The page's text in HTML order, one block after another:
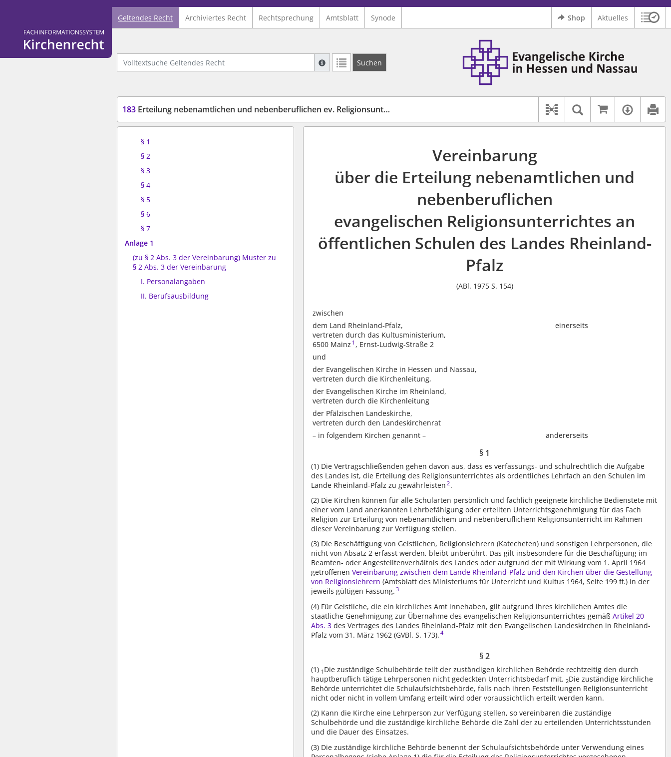
Logo Fachinformationssystem Kirchenrecht
Geltendes Recht Archiviertes Recht Rechtsprechung Amtsblatt Synode Shop Aktuelles
Volltextsuche Geltendes Recht
Suche mit Platzhalter "*", Bsp. Pfarrer*, findet auch: "Pfarrerinitiative" oder "Pfarrerausschuss".
Weitere Suchoperatoren finden Sie in unserer Hilfe.
Suchen
Logo Ev. Kirche in Hessen und Nassau
183 Erteilung nebenamtlichen und nebenberuflichen ev. Religionsunterrichtes in Rheinland-Pfalz
Dokument-Beziehungen
Textsuche im
Auf
§ 1
§ 2
§ 3
§ 4
§ 5
§ 6
§ 7
Anlage 1
(zu § 2 Abs. 3 der Vereinbarung) Muster zu
§ 2 Abs. 3 der Vereinbarung
I. Personalangaben
II. Berufsausbildung
Vereinbarung
über die Erteilung nebenamtlichen und
nebenberuflichen
evangelischen Religionsunterrichtes an
öffentlichen Schulen des Landes Rheinland-
Pfalz
(ABl. 1975 S. 154)
zwischen
dem Land Rheinland-Pfalz,
vertreten durch das Kultusministerium,
6500 Mainz 1 , Ernst-Ludwig-Straße 2
einerseits
und
der Evangelischen Kirche in Hessen und Nassau,
vertreten durch die Kirchenleitung,
der Evangelischen Kirche im Rheinland,
vertreten durch die Kirchenleitung
der Pfälzischen Landeskirche,
vertreten durch den Landeskirchenrat
– in folgendem Kirchen genannt –
andererseits
§ 1
(1) Die Vertragschließenden gehen davon aus, dass es verfassungs- und schulrechtlich die Aufgabe
des Landes ist, die Erteilung des Religionsunterrichtes als ordentliches Lehrfach an den Schulen im
Lande Rheinland-Pfalz zu gewährleisten 2.
(2) Die Kirchen können für alle Schularten persönlich und fachlich geeignete kirchliche Bedienstete mit
einer vom Land anerkannten Lehrbefähigung oder erteilten Unterrichtsgenehmigung für das Fach
Religion zur Erteilung von nebenamtlichem und nebenberuflichem Religionsunterricht im Rahmen
dieser Vereinbarung zur Verfügung stellen.
(3) Die Beschäftigung von Geistlichen, Religionslehrern (Katecheten) und sonstigen Lehrpersonen, die
nicht von Absatz 2 erfasst werden, bleibt unberührt. Das gilt insbesondere für die Beschäftigung im
Beamten- oder Angestelltenverhältnis des Landes oder aufgrund der mit Wirkung vom 1. April 1964
getroffenenVereinbarung zwischen dem Lande Rheinland-Pfalz und den Kirchen über die Gestellung
von Religionslehrern (Amtsblatt des Ministeriums für Unterricht und Kultus 1964, Seite 199 ff.) in der
jeweils gültigen Fassung. 3
(4) Für Geistliche, die ein kirchliches Amt innehaben, gilt aufgrund ihres kirchlichen Amtes die
staatliche Genehmigung zur Übernahme des evangelischen Religionsunterrichtes gemäßArtikel 20
Abs. 3 des Vertrages des Landes Rheinland-Pfalz mit den Evangelischen Landeskirchen in Rheinland-
Pfalz vom 31. März 1962 (GVBl. S. 173). 4
§ 2
(1) 1 Die zuständige Schulbehörde teilt der zuständigen kirchlichen Behörde rechtzeitig den durch
hauptberuflich tätige Lehrpersonen nicht gedeckten Unterrichtsbedarf mit. 2Die zuständige kirchliche
Behörde unterrichtet die Schulaufsichtsbehörde, falls nach ihren Feststellungen Religionsunterricht
nicht oder nicht in vollem Umfang erteilt wird oder voraussichtlich erteilt werden kann.
(2) Kann die Kirche eine Lehrperson zur Verfügung stellen, so vereinbaren die zuständige
Schulbehörde und die zuständige kirchliche Behörde die Zahl der zu erteilenden Unterrichtsstunden
und die Dauer des Einsatzes.
(3) Die zuständige kirchliche Behörde benennt der Schulaufsichtsbehörde unter Verwendung eines